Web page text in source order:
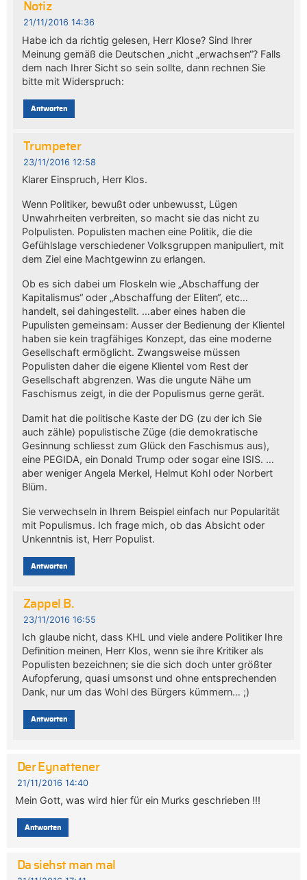
Notiz
21/11/2016 14:36
Habe ich da richtig gelesen, Herr Klose? Sind Ihrer
Meinung gemäß die Deutschen „nicht „erwachsen“? Falls
dem nach Ihrer Sicht so sein sollte, dann rechnen Sie
bitte mit Widerspruch:
Antworten
Trumpeter
23/11/2016 12:58
Klarer Einspruch, Herr Klos.
Wenn Politiker, bewußt oder unbewusst, Lügen
Unwahrheiten verbreiten, so macht sie das nicht zu
Polpulisten. Populisten machen eine Politik, die die
Gefühlslage verschiedener Volksgruppen manipuliert, mit
dem Ziel eine Machtgewinn zu erlangen.
Ob es sich dabei um Floskeln wie „Abschaffung der
Kapitalismus“ oder „Abschaffung der Eliten“, etc…
handelt, sei dahingestellt. …aber eines haben die
Pupulisten gemeinsam: Ausser der Bedienung der Klientel
haben sie kein tragfähiges Konzept, das eine moderne
Gesellschaft ermöglicht. Zwangsweise müssen
Populisten daher die eigene Klientel vom Rest der
Gesellschaft abgrenzen. Was die ungute Nähe um
Faschismus zeigt, in die der Populismus gerne gerät.
Damit hat die politische Kaste der DG (zu der ich Sie
auch zähle) populistische Züge (die demokratische
Gesinnung schliesst zum Glück den Faschismus aus),
eine PEGIDA, ein Donald Trump oder sogar eine ISIS. …
aber weniger Angela Merkel, Helmut Kohl oder Norbert
Blüm.
Sie verwechseln in Ihrem Beispiel einfach nur Popularität
mit Populismus. Ich frage mich, ob das Absicht oder
Unkenntnis ist, Herr Populist.
Antworten
Zappel B.
23/11/2016 16:55
Ich glaube nicht, dass KHL und viele andere Politiker Ihre
Definition meinen, Herr Klos, wenn sie ihre Kritiker als
Populisten bezeichnen; sie die sich doch unter größter
Aufopferung, quasi umsonst und ohne entsprechenden
Dank, nur um das Wohl des Bürgers kümmern… ;)
Antworten
Der Eynattener
21/11/2016 14:40
Mein Gott, was wird hier für ein Murks geschrieben !!!
Antworten
Da siehst man mal